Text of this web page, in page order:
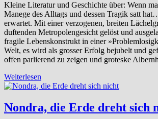
Kleine Literatur und Geschichte über: Wenn
Manege des Alltags und dessen Tragik satt
erwartet. Mit einer verzogenen, breiten
duftenden Metropolengesicht gelöst und
fragile Lebenskonstrukt in einer
Welt, es wird als grosser Erfolg bejubelt und
offen parlierend zu zeigen und groteske
Weiterlesen
Nondra, die Erde dreht sich